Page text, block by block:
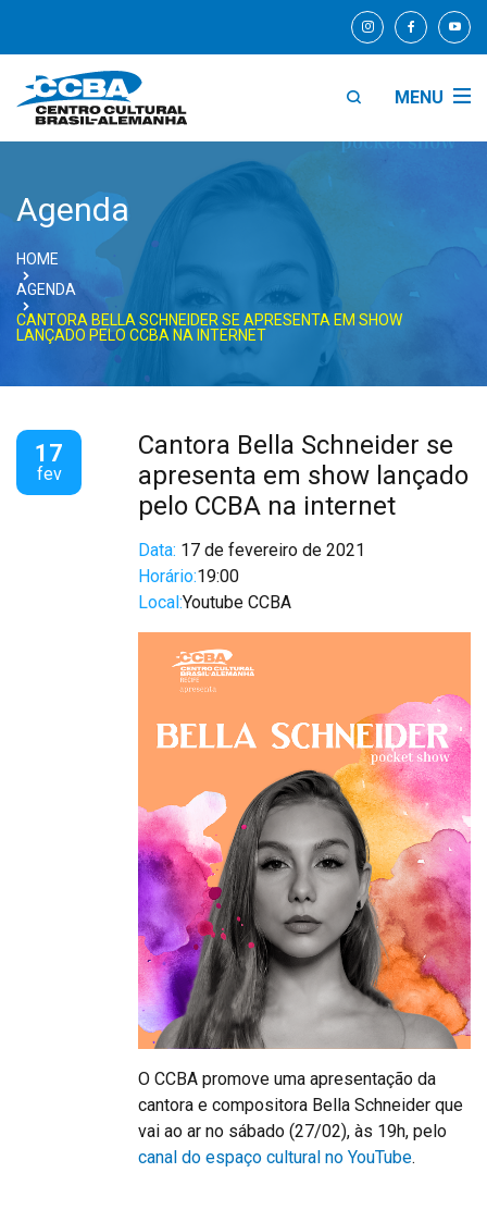
MENU
Agenda
HOME
AGENDA
CANTORA BELLA SCHNEIDER SE APRESENTA EM SHOW
LANÇADO PELO CCBA NA INTERNET
17
fev
Cantora Bella Schneider se
apresenta em show lançado
pelo CCBA na internet
Data: 17 de fevereiro de 2021
Horário:19:00
Local:Youtube CCBA
O CCBA promove uma apresentação da
cantora e compositora Bella Schneider que
vai ao ar no sábado (27/02), às 19h, pelo
canal do espaço cultural no YouTube.